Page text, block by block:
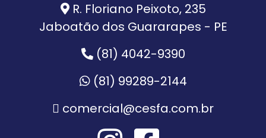
R. Floriano Peixoto, 235
Jaboatão dos Guararapes - PE
(81) 4042-9390
(81) 99289-2144
comercial@cesfa.com.br